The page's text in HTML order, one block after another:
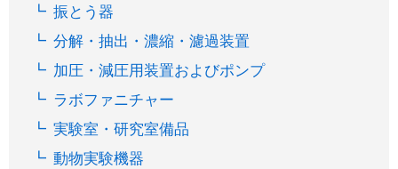
振とう器
分解・抽出・濃縮・濾過装置
加圧・減圧用装置およびポンプ
ラボファニチャー
実験室・研究室備品
動物実験機器